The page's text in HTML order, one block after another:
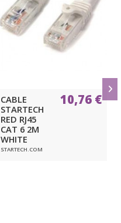
CABLE
STARTECH
RED RJ45
CAT 6 2M
WHITE
STARTECH.COM
10,76 €